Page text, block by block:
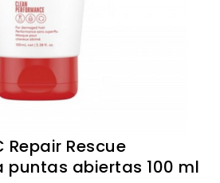
Repair Rescue
abiertas 100 ml